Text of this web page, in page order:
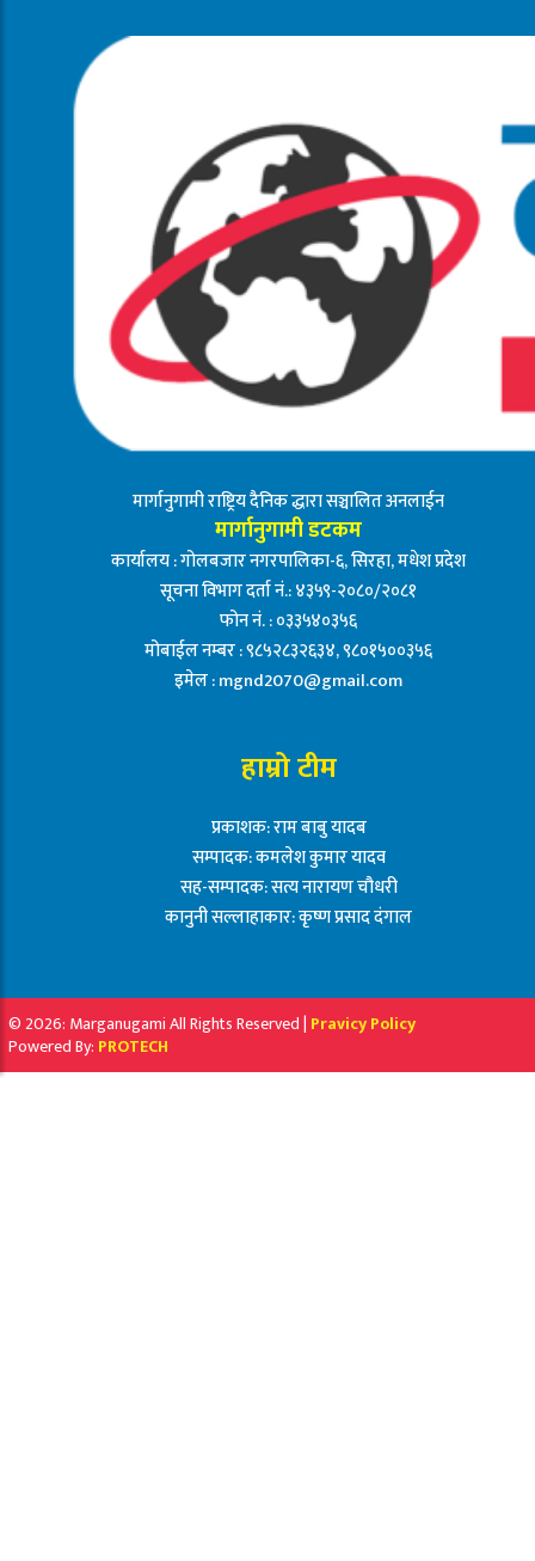
मार्गानुगामी राष्ट्रिय दैनिक द्धारा सञ्चालित अनलाईन
मार्गानुगामी डटकम
कार्यालय : गोलबजार नगरपालिका-६, सिरहा, मधेश प्रदेश
सूचना विभाग दर्ता नं.: ४३५९-२०८०/२०८१
फोन नं. : ०३३५४०३५६
मोबाईल नम्बर : ९८५२८३२६३४, ९८०१५००३५६
इमेल :mgnd2070@gmail.com
हाम्रो टीम
प्रकाशक: राम बाबु यादब
सम्पादक: कमलेश कुमार यादव
सह-सम्पादक: सत्य नारायण चौधरी
कानुनी सल्लाहाकार: कृष्ण प्रसाद दंगाल
© 2026: Marganugami All Rights Reserved | Pravicy Policy
Powered By: PROTECH